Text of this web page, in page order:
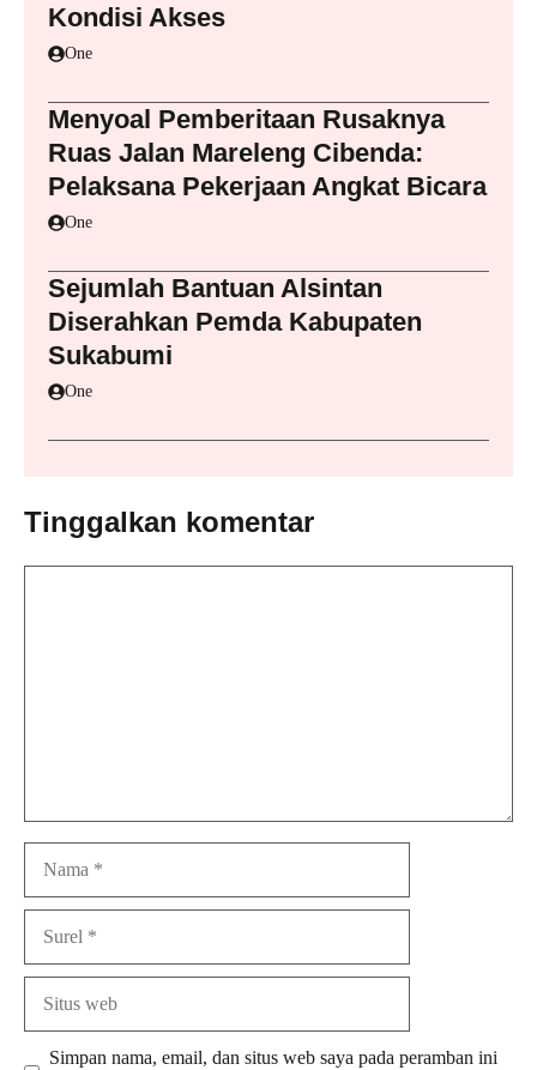
Kondisi Akses
One
Menyoal Pemberitaan Rusaknya
Ruas Jalan Mareleng Cibenda:
Pelaksana Pekerjaan Angkat Bicara
One
Sejumlah Bantuan Alsintan
Diserahkan Pemda Kabupaten
Sukabumi
One
Tinggalkan komentar
Simpan nama, email, dan situs web saya pada peramban ini